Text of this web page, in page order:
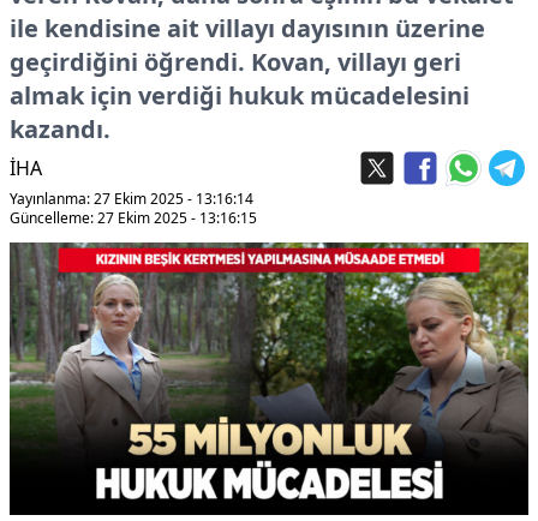
ile kendisine ait villayı dayısının üzerine
geçirdiğini öğrendi. Kovan, villayı geri
almak için verdiği hukuk mücadelesini
kazandı.
İHA
Yayınlanma: 27 Ekim 2025 - 13:16:14
Güncelleme: 27 Ekim 2025 - 13:16:15